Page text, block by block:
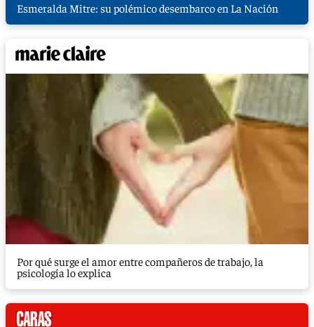
Esmeralda Mitre: su polémico desembarco en La Nación
Por qué surge el amor entre compañeros de trabajo, la
psicología lo explica